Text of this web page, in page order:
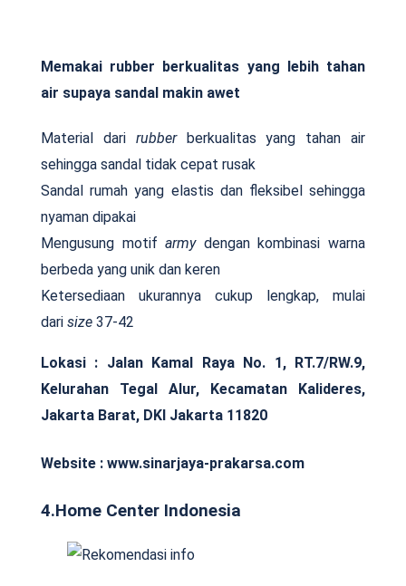
Memakai rubber berkualitas yang lebih tahan
air supaya sandal makin awet
Material dari rubber
berkualitas yang tahan air
sehingga sandal tidak cepat rusak
Sandal rumah yang elastis dan fleksibel sehingga
nyaman dipakai
Mengusung motifarmy dengan kombinasi warna
berbeda yang unik dan keren
Ketersediaan ukurannya cukup lengkap, mulai
dari size 37-42
Lokasi : Jalan Kamal Raya No. 1, RT.7/RW.9,
Kelurahan Tegal Alur, Kecamatan Kalideres,
Jakarta Barat, DKI Jakarta 11820
Website : www.sinarjaya-prakarsa.com
4.Home Center Indonesia